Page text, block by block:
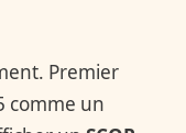
Premier
comme un